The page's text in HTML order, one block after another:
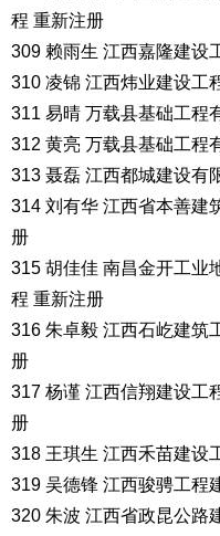
程 重新注册
309 赖雨生 江西嘉隆建设
310 凌锦 江西炜业建设工
311 易晴 万载县基础工程
312 黄亮 万载县基础工程
313 聂磊 江西都城建设有
314 刘有华 江西省本善建
册
315 胡佳佳 南昌金开工业
程 重新注册
316 朱卓毅 江西石屹建筑
册
317 杨谨 江西信翔建设工
册
318 王琪生 江西禾苗建设
319 吴德锋 江西骏骋工程
320 朱波 江西省政昆公路